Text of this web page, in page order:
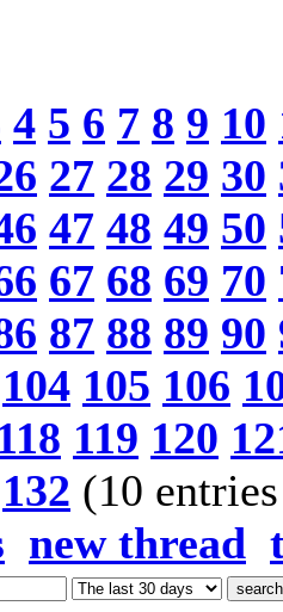
4 5 6 7 8 9 10
27 28 29 30
47 48 49 50
67 68 69 70
87 88 89 90
104 105 106
118 119 120
132 (10
new thread